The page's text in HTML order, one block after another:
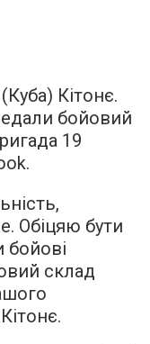
Кітонє.
бойовий
19
Обіцяю бути
бойові
склад